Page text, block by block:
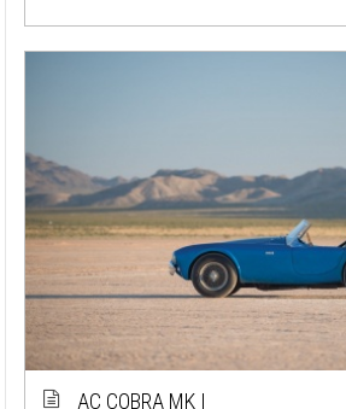
AC COBRA MK I